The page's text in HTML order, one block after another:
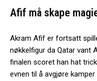
Afif må skape
Akram Afif er fortsatt
nøkkelfigur da Qatar vant
finalen scoret han hat
evnen til å avgjøre